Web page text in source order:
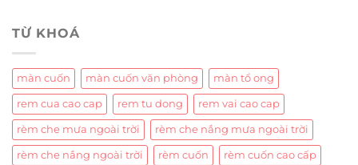
TỪ KHOÁ
màn cuốn màn cuốn văn phòng màn tổ ong
rem cua cao cap rem tu dong rem vai cao cap
rèm che mưa ngoài trời rèm che nắng mưa ngoài trời
rèm che nắng ngoài trời rèm cuốn rèm cuốn cao cấp